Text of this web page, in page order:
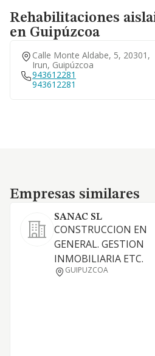
Rehabilitaciones
en Guipúzcoa
Calle Monte Aldabe, 5, 20301,
Irun, Guipúzcoa
943612281
943612281
Empresas similares
Empresas similares
SANAC SL
CONSTRUCCION EN
GENERAL. GESTION
INMOBILIARIA ETC.
GUIPUZCOA